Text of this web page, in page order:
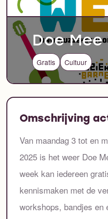
Doe Mee
Gratis Cultuur
Omschrijving
Van maandag 3 tot en
2025 is het weer Doe
week kan iedereen
kennismaken met de
workshops, bandjes en